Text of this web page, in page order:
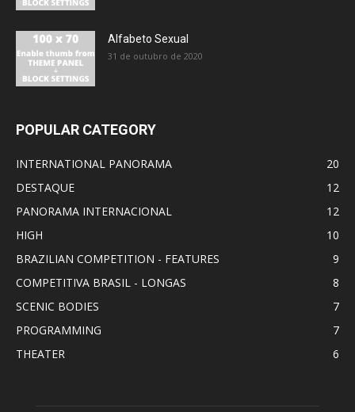
Alfabeto Sexual
31 de outubro de 2020
POPULAR CATEGORY
INTERNATIONAL PANORAMA
20
DESTAQUE
12
PANORAMA INTERNACIONAL
12
HIGH
10
BRAZILIAN COMPETITION - FEATURES
9
COMPETITIVA BRASIL - LONGAS
8
SCENIC BODIES
7
PROGRAMMING
7
THEATER
6